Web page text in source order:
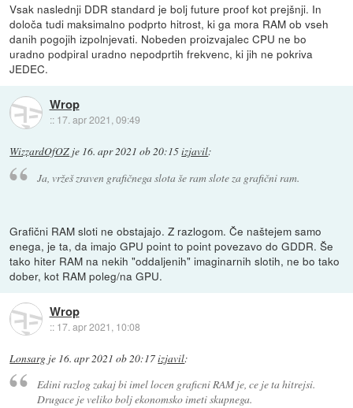
Vsak naslednji DDR standard je bolj future proof kot prejšnji. In
določa tudi maksimalno podprto hitrost, ki ga mora RAM ob vseh
danih pogojih izpolnjevati. Nobeden proizvajalec CPU ne bo
uradno podpiral uradno nepodprtih frekvenc, ki jih ne pokriva
JEDEC.
Wrop
:: 17. apr 2021, 09:49
WizzardOfOZ je 16. apr 2021 ob 20:15izjavil:
Ja, vržeš zraven grafičnega slota še ram slote za grafični ram.
Grafični RAM sloti ne obstajajo. Z razlogom. Če naštejem samo
enega, je ta, da imajo GPU point to point povezavo do GDDR. Še
tako hiter RAM na nekih "oddaljenih" imaginarnih slotih, ne bo tako
dober, kot RAM poleg/na GPU.
Wrop
:: 17. apr 2021, 10:08
Lonsarg je 16. apr 2021 ob 20:17izjavil:
Edini razlog zakaj bi imel locen graficni RAM je, ce je ta hitrejsi.
Drugace je veliko bolj ekonomsko imeti skupnega.